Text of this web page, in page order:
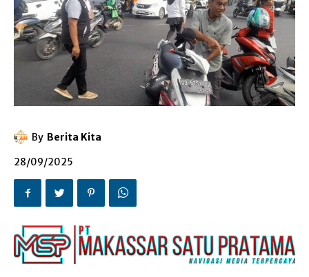
By Berita Kita
28/09/2025